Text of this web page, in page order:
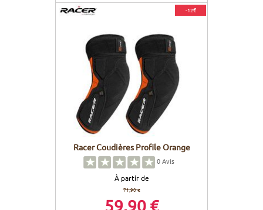
-12€
Racer Coudières Profile Orange
0Avis
À partir de
71,90 €
59,90 €